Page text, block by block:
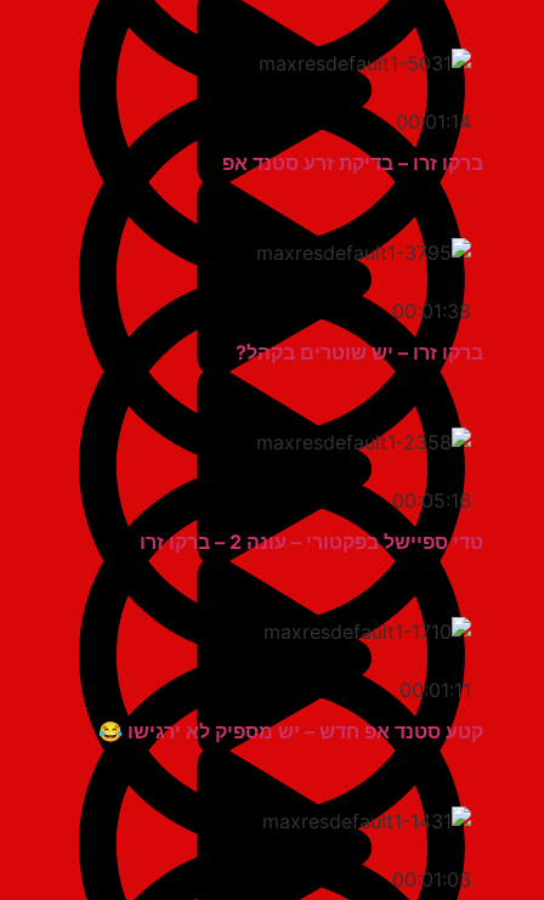
00:01:14
ברקו זרו – בדיקת זרע סטנד אפ
00:01:38
ברקו זרו – יש שוטרים בקהל?
00:05:16
טדי ספיישל בפקטורי – עונה 2 – ברקו זרו
00:01:11
קטע סטנד אפ חדש – יש מספיק לא ירגישו 😂
00:01:03